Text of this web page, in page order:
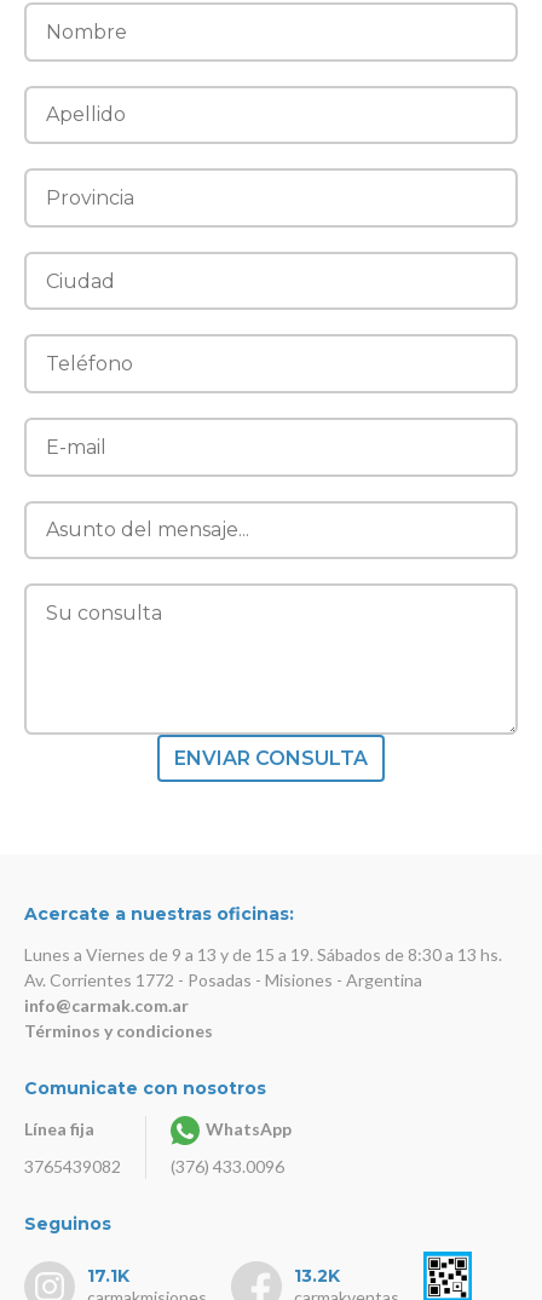
ENVIAR CONSULTA
Acercate a nuestras oficinas:
Lunes a Viernes de 9 a 13 y de 15 a 19. Sábados de 8:30 a 13 hs.
Av. Corrientes 1772 - Posadas - Misiones - Argentina
info@carmak.com.ar
Términos y condiciones
Comunicate con nosotros
Línea fija
3765439082
WhatsApp
(376) 433.0096
Seguinos
17.1K 13.2K